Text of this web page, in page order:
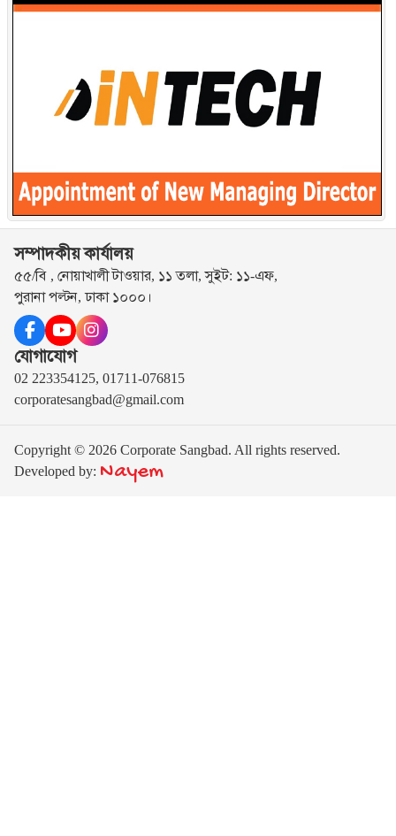
সম্পাদকীয় কার্যালয়
৫৫/বি , নোয়াখালী টাওয়ার, ১১ তলা, সুইট: ১১-এফ,
পুরানা পল্টন, ঢাকা ১০০০।
যোগাযোগ
02 223354125, 01711-076815
corporatesangbad@gmail.com
Copyright © 2026 Corporate Sangbad. All rights reserved.
Developed by: Nayem